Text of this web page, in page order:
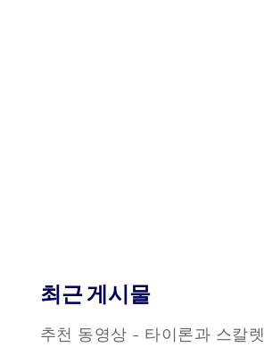
최근 게시물
추천 동영상 - 타이론과 스칼렛